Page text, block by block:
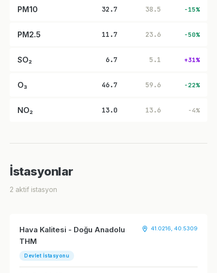
PM10 32.7 38.5 -15%
PM2.5 11.7 23.6 -50%
SO₂ 6.7 5.1 +31%
O₃ 46.7 59.6 -22%
NO₂ 13.0 13.6 -4%
İstasyonlar
2 aktif istasyon
Hava Kalitesi - Doğu Anadolu
THM
Devlet İstasyonu
41.0216, 40.5309